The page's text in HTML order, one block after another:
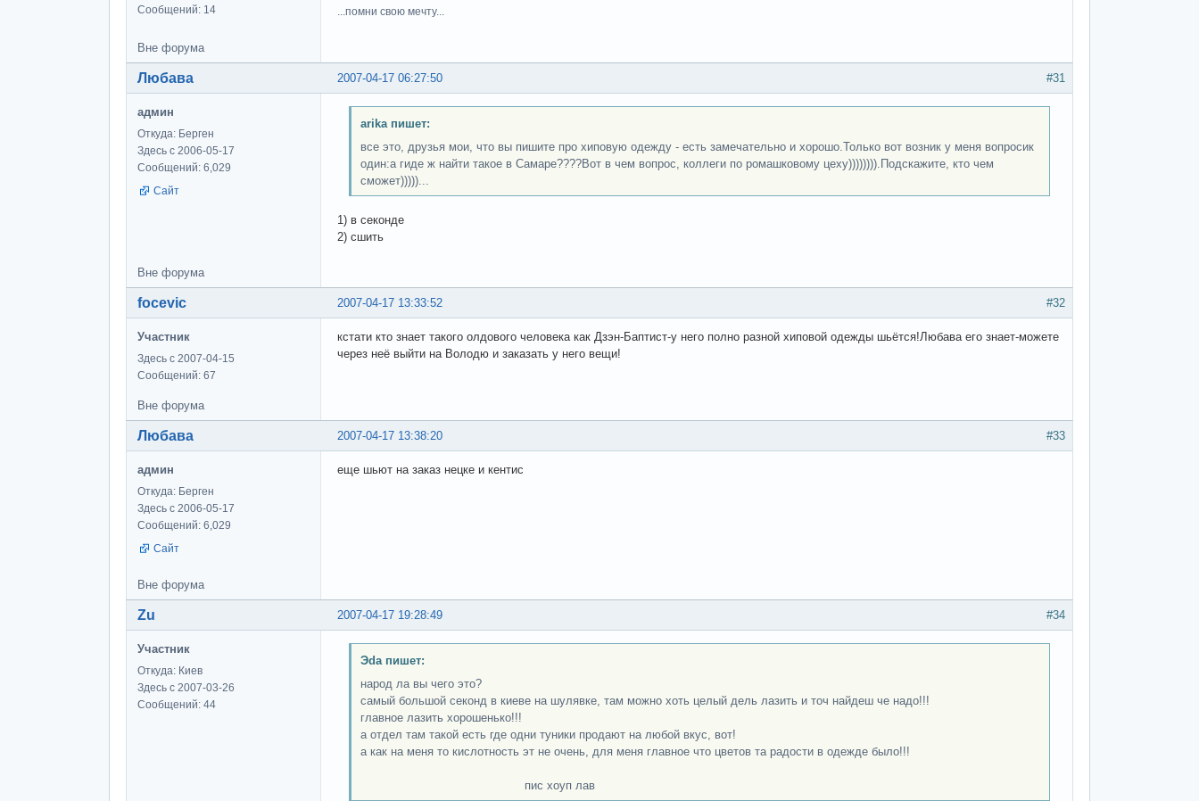
Сообщений: 14
...помни свою мечту...
Вне форума
#31
2007-04-17 06:27:50
Любава
админ
Откуда: Берген
Здесь с 2006-05-17
Сообщений: 6,029
Сайт
arika пишет:
все это, друзья мои, что вы пишите про хиповую одежду - есть замечательно и хорошо.Только вот возник у меня вопросик
один:а гиде ж найти такое в Самаре????Вот в чем вопрос, коллеги по ромашковому цеху)))))))).Подскажите, кто чем
сможет)))))...
1) в секонде
2) сшить
Вне форума
#32
2007-04-17 13:33:52
focevic
Участник
Здесь с 2007-04-15
Сообщений: 67
кстати кто знает такого олдового человека как Дзэн-Баптист-у него полно разной хиповой одежды шьётся!Любава его знает-можете
через неё выйти на Володю и заказать у него вещи!
Вне форума
#33
2007-04-17 13:38:20
Любава
админ
Откуда: Берген
Здесь с 2006-05-17
Сообщений: 6,029
Сайт
еще шьют на заказ нецке и кентис
Вне форума
#34
2007-04-17 19:28:49
Zu
Участник
Откуда: Киев
Здесь с 2007-03-26
Сообщений: 44
Эda пишет:
народ ла вы чего это?
самый большой секонд в киеве на шулявке, там можно хоть целый дель лазить и точ найдеш че надо!!!
главное лазить хорошенько!!!
а отдел там такой есть где одни туники продают на любой вкус, вот!
а как на меня то кислотность эт не очень, для меня главное что цветов та радости в одежде было!!!
пис хоуп лав